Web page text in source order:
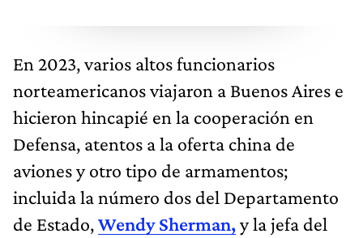
En 2023, varios altos funcionarios
norteamericanos viajaron a Buenos Aires e
hicieron hincapié en la cooperación en
Defensa, atentos a la oferta china de
aviones y otro tipo de armamentos;
incluida la número dos del Departamento
de Estado,Wendy Sherman,y la jefa del